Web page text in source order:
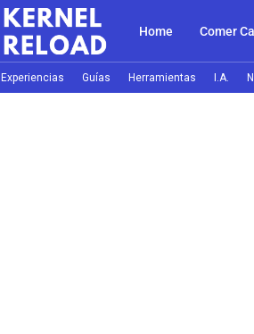
Home Comer
Experiencias Guías Herramientas I.A.